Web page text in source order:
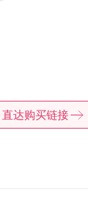
直达购买链接